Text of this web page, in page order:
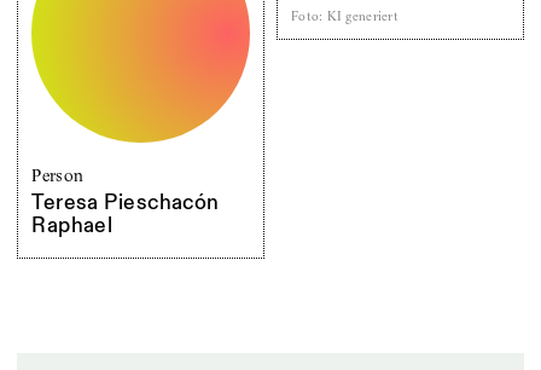
Person
Teresa Pieschacón
Raphael
Foto: KI generiert